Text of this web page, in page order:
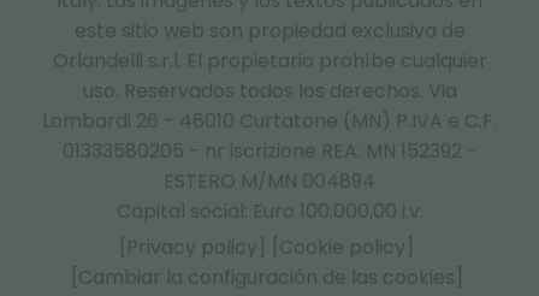
este sitio web son propiedad exclusiva de
Orlandelli s.r.l. El propietario prohíbe cualquier
uso. Reservados todos los derechos. Via
Lombardi 26 - 46010 Curtatone (MN) P.IVA e C.F.
01333580205 - nr iscrizione REA: MN 152392 -
ESTERO M/MN 004894
Capital social: Euro 100.000,00 i.v.
[Privacy policy]
[Cookie policy]
[Cambiar la configuración de las cookies]